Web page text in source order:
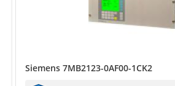
Siemens 7MB2123-0AF00-1CK2